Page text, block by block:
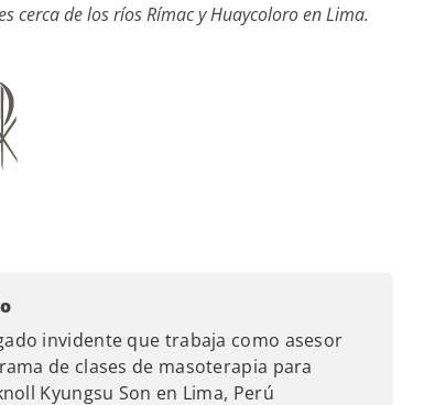
cerca de los ríos Rímac y Huaycoloro en Lima.
invidente que trabaja como asesor
de clases de masoterapia para
Kyungsu Son en Lima, Perú